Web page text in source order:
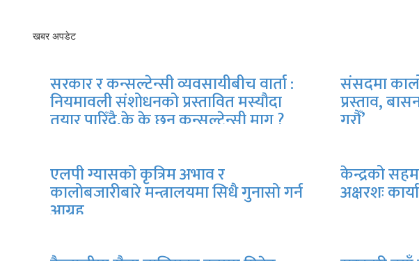
खबर अपडेट
सरकार र कन्सल्टेन्सी व्यवसायीबीच वार्ता :
नियमावली संशोधनको प्रस्तावित मस्यौदा
तयार पारिँदै,के के छन् कन्सल्टेन्सी माग ?
संसदमा
प्रस्ताव,
गरौँ’
एलपी ग्यासको कृत्रिम अभाव र
कालोबजारीबारे मन्त्रालयमा सिधै गुनासो गर्न
आग्रह
केन्द्रको
अक्षरशः